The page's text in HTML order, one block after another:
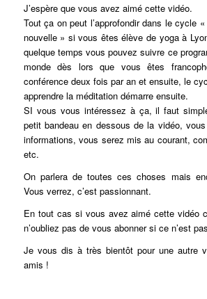
J’espère que vous avez aimé cette vidéo.
Tout ça on peut l’approfondir dans le cycle
nouvelle » si vous êtes élève de yoga à
quelque temps vous pouvez suivre ce
monde dès lors que vous êtes
conférence deux fois par an et ensuite, le
apprendre la méditation démarre ensuite.
SI vous vous intéressez à ça, il faut
petit bandeau en dessous de la vidéo,
informations, vous serez mis au courant,
etc.
On parlera de toutes ces choses mais
Vous verrez, c’est passionnant.
En tout cas si vous avez aimé cette vidéo
n’oubliez pas de vous abonner si ce n’est
Je vous dis à très bientôt pour une autre
amis !